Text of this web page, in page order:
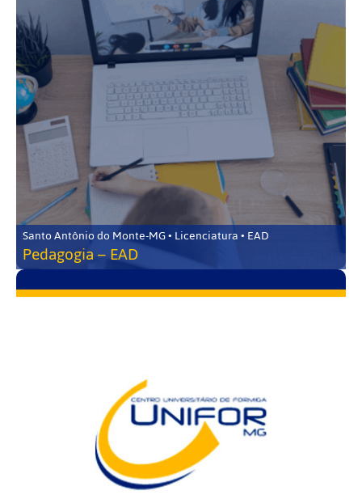
Santo Antônio do Monte-MG • Licenciatura • EAD
Pedagogia – EAD